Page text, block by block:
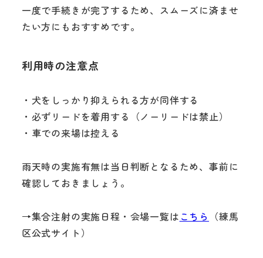
一度で手続きが完了するため、スムーズに済ませ
たい方にもおすすめです。
利用時の注意点
・犬をしっかり抑えられる方が同伴する
・必ずリードを着用する（ノーリードは禁止）
・車での来場は控える
雨天時の実施有無は当日判断となるため、事前に
確認しておきましょう。
→集合注射の実施日程・会場一覧は こちら
（練馬
区公式サイト）